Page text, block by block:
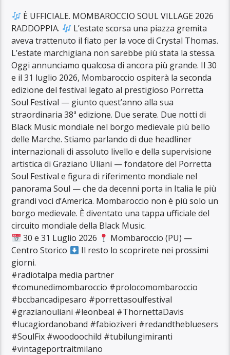
È UFFICIALE. MOMBAROCCIO SOUL VILLAGE 2026
RADDOPPIA.
L’estate scorsa una piazza gremita
aveva trattenuto il fiato per la voce di Crystal Thomas.
L’estate marchigiana non sarebbe più stata la stessa.
Oggi annunciamo qualcosa di ancora più grande. Il 30
e il 31 luglio 2026, Mombaroccio ospiterà la seconda
edizione del festival legato al prestigioso Porretta
Soul Festival — giunto quest’anno alla sua
straordinaria 38ª edizione. Due serate. Due notti di
Black Music mondiale nel borgo medievale più bello
delle Marche. Stiamo parlando di due headliner
internazionali di assoluto livello e della supervisione
artistica di Graziano Uliani — fondatore del Porretta
Soul Festival e figura di riferimento mondiale nel
panorama Soul — che da decenni porta in Italia le più
grandi voci d’America. Mombaroccio non è più solo un
borgo medievale. È diventato una tappa ufficiale del
circuito mondiale della Black Music.
30 e 31 Luglio 2026
Mombaroccio (PU) —
Centro Storico
Il resto lo scoprirete nei prossimi
giorni.
#radiotalpa media partner
#comunedimombaroccio #prolocomombaroccio
#bccbancadipesaro #porrettasoulfestival
#grazianouliani #leonbeal #ThornettaDavis
#lucagiordanoband #fabioziveri #redandthebluesers
#SoulFix #woodoochild #tubilungimiranti
#vintageportraitmilano